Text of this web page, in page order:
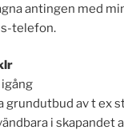
antingen med
telefon.
grundutbud av t ex
i skapandet